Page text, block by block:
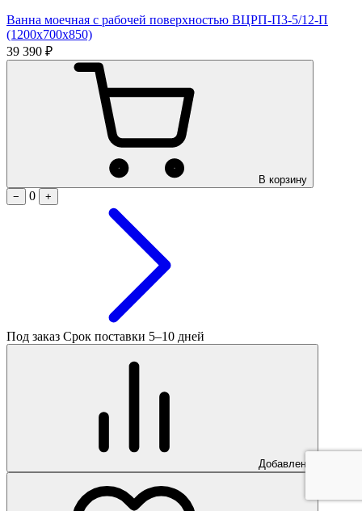
Ванна моечная с рабочей поверхностью ВЦРП-П3-5/12-П
(1200х700х850)
39 390 ₽
В корзину
−
0 +
Под заказ Срок поставки 5–10 дней
Добавлено